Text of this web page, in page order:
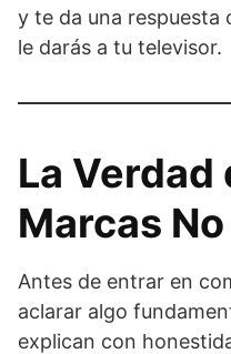
y te da una respuesta
le darás a tu televisor.
La Verdad
Marcas
Antes de entrar en
aclarar algo
explican con